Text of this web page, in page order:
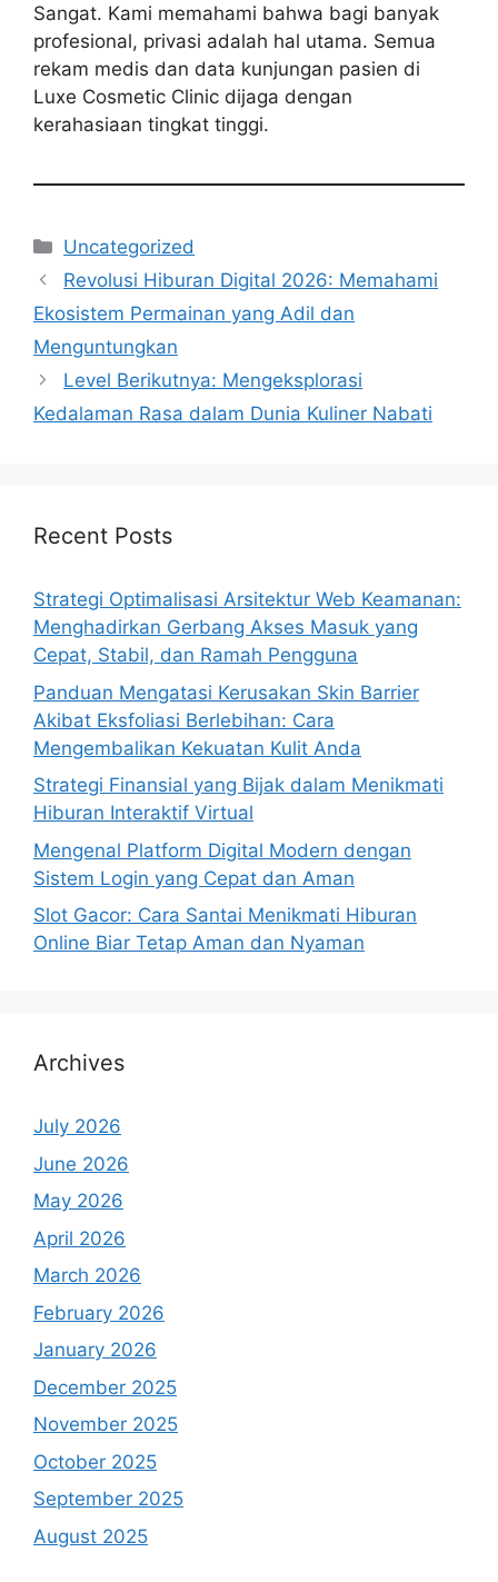
Sangat. Kami memahami bahwa bagi banyak
profesional, privasi adalah hal utama. Semua
rekam medis dan data kunjungan pasien di
Luxe Cosmetic Clinic dijaga dengan
kerahasiaan tingkat tinggi.
Categories
Uncategorized
Revolusi Hiburan Digital 2026: Memahami
Ekosistem Permainan yang Adil dan
Menguntungkan
Level Berikutnya: Mengeksplorasi
Kedalaman Rasa dalam Dunia Kuliner Nabati
Recent Posts
Strategi Optimalisasi Arsitektur Web Keamanan:
Menghadirkan Gerbang Akses Masuk yang
Cepat, Stabil, dan Ramah Pengguna
Panduan Mengatasi Kerusakan Skin Barrier
Akibat Eksfoliasi Berlebihan: Cara
Mengembalikan Kekuatan Kulit Anda
Strategi Finansial yang Bijak dalam Menikmati
Hiburan Interaktif Virtual
Mengenal Platform Digital Modern dengan
Sistem Login yang Cepat dan Aman
Slot Gacor: Cara Santai Menikmati Hiburan
Online Biar Tetap Aman dan Nyaman
Archives
July 2026
June 2026
May 2026
April 2026
March 2026
February 2026
January 2026
December 2025
November 2025
October 2025
September 2025
August 2025